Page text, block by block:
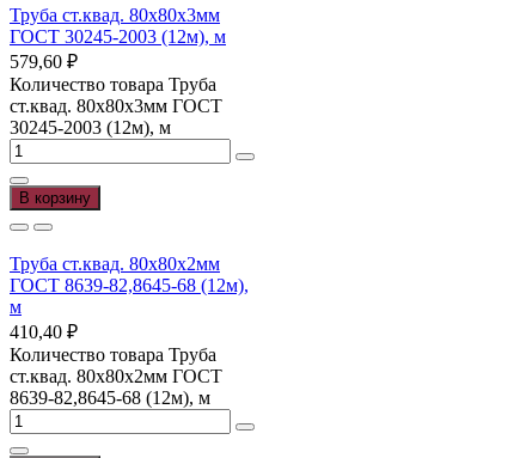
Труба ст.квад. 80х80х3мм
ГОСТ 30245-2003 (12м), м
579,60 ₽
Количество товара Труба
ст.квад. 80х80х3мм ГОСТ
30245-2003 (12м), м
В корзину
Труба ст.квад. 80х80х2мм
ГОСТ 8639-82,8645-68 (12м),
м
410,40 ₽
Количество товара Труба
ст.квад. 80х80х2мм ГОСТ
8639-82,8645-68 (12м), м